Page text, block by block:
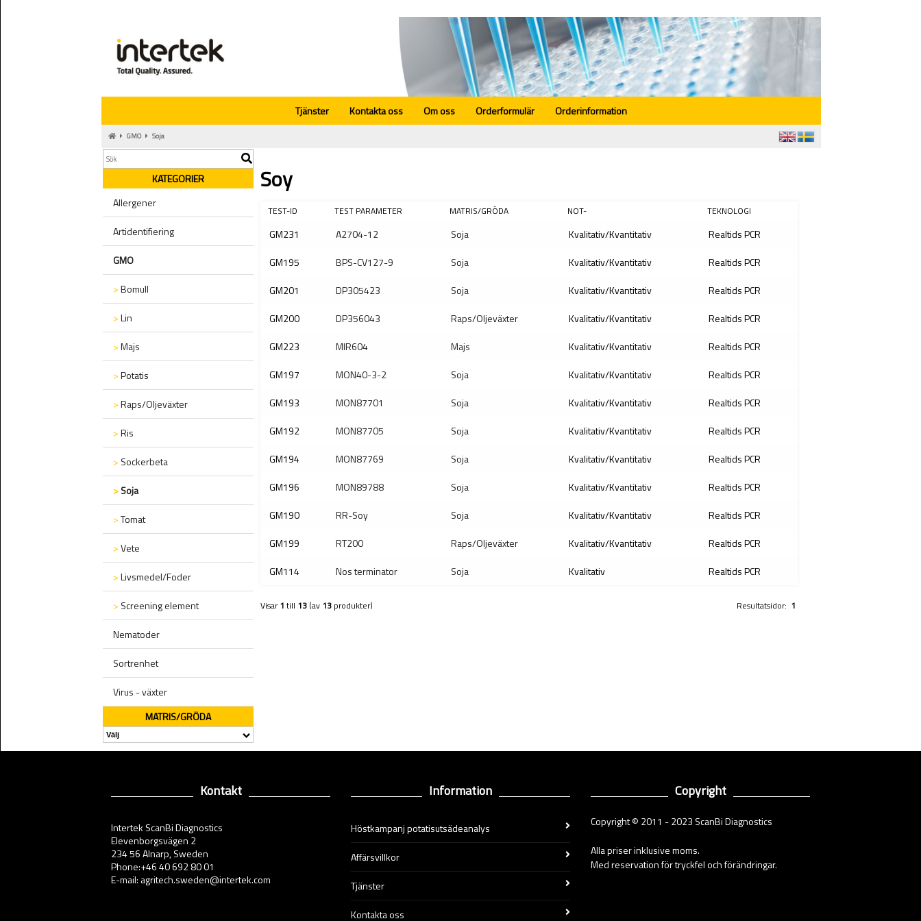
Tjänster Kontakta oss Om oss Orderformulär Orderinformation
GMO Soja
KATEGORIER
Allergener
Artidentifiering
GMO
>Bomull
>Lin
>Majs
>Potatis
>Raps/Oljeväxter
>Ris
> Sockerbeta
>Soja
>Tomat
>Vete
>Livsmedel/Foder
> Screening element
Nematoder
Sortrenhet
Virus - växter
MATRIS/GRÖDA
Soy
TEST-ID TEST PARAMETER MATRIS/GRÖDA NOT- TEKNOLOGI
GM231 A2704-12 Soja Kvalitativ/Kvantitativ
Realtids PCR
GM195
BPS-CV127-9 Soja Kvalitativ/Kvantitativ
Realtids PCR
GM201
DP305423 Soja Kvalitativ/Kvantitativ
Realtids PCR
GM200
DP356043 Raps/Oljeväxter Kvalitativ/Kvantitativ
Realtids PCR
GM223
MIR604 Majs Kvalitativ/Kvantitativ
Realtids PCR
GM197
MON40-3-2 Soja Kvalitativ/Kvantitativ
Realtids PCR
GM193
MON87701 Soja Kvalitativ/Kvantitativ
Realtids PCR
GM192
MON87705 Soja Kvalitativ/Kvantitativ
Realtids PCR
GM194
MON87769 Soja Kvalitativ/Kvantitativ
Realtids PCR
GM196
MON89788 Soja Kvalitativ/Kvantitativ
Realtids PCR
GM190
RR-Soy Soja Kvalitativ/Kvantitativ
Realtids PCR
GM199
RT200 Raps/Oljeväxter Kvalitativ/Kvantitativ
Realtids PCR
GM114
Nos terminator Soja Kvalitativ Realtids PCR
Visar1 till 13 (av 13 produkter) Resultatsidor: 1
Kontakt
Intertek ScanBi Diagnostics
Elevenborgsvägen 2
234 56 Alnarp, Sweden
Phone:+46 40 692 80 01
E-mail: agritech.sweden@intertek.com
Information
Höstkampanj potatisutsädeanalys
Affärsvillkor
Tjänster
Kontakta oss
Copyright
Copyright © 2011 - 2023 ScanBi Diagnostics
Alla priser inklusive moms.
Med reservation för tryckfel och förändringar.